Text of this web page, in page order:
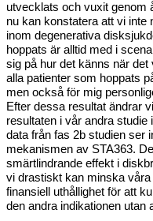
utvecklats och vuxit genom
nu kan konstatera att vi inte
inom degenerativa
hoppats är alltid med i
sig på hur det känns när
alla patienter som hoppats
men också för mig
Efter dessa resultat ändrar
resultaten i vår andra
data från fas 2b studien ser
mekanismen av STA363.
smärtlindrande effekt i
vi drastiskt kan minska
finansiell uthållighet för att
den andra indikationen utan